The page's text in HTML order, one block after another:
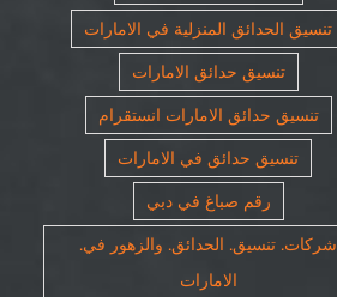
تنسيق الحدائق المنزلية في الامارات
تنسيق حدائق الامارات
تنسيق حدائق الامارات انستقرام
تنسيق حدائق في الامارات
رقم صباغ في دبي
شركات. تنسيق. الحدائق. والزهور في.
الامارات